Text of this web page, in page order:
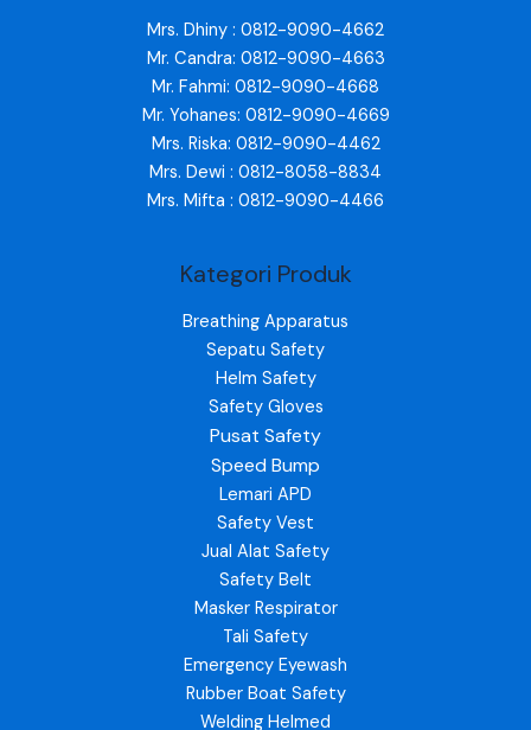
Mrs. Dhiny : 0812-9090-4662
Mr. Candra: 0812-9090-4663
Mr. Fahmi: 0812-9090-4668
Mr. Yohanes: 0812-9090-4669
Mrs. Riska: 0812-9090-4462
Mrs. Dewi : 0812-8058-8834
Mrs. Mifta : 0812-9090-4466
Kategori Produk
Breathing Apparatus
Sepatu Safety
Helm Safety
Safety Gloves
Pusat Safety
Speed Bump
Lemari APD
Safety Vest
Jual Alat Safety
Safety Belt
Masker Respirator
Tali Safety
Emergency Eyewash
Rubber Boat Safety
Welding Helmed